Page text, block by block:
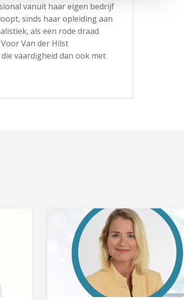
vanuit haar eigen bedrijf
sinds haar opleiding aan
als een rode draad
Van der Hilst
vaardigheid dan ook met